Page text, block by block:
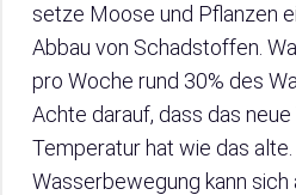
setze Moose und Pflanzen
Abbau von Schadstoffen.
pro Woche rund 30% des
Achte darauf, dass das
Temperatur hat wie das
Wasserbewegung kann sich